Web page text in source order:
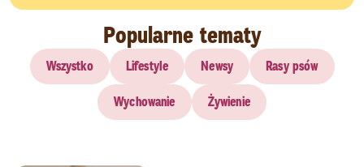
Popularne tematy
Wszystko Lifestyle Newsy Rasy psów
Wychowanie Żywienie